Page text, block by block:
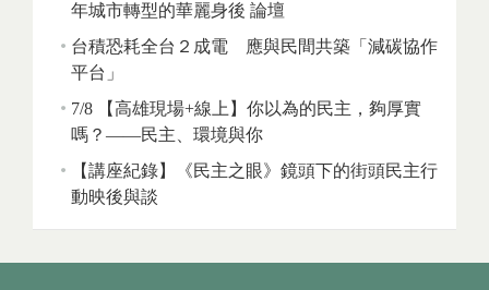
年城市轉型的華麗身後 論壇
台積恐耗全台２成電 應與民間共築「減碳協作
平台」
7/8 【高雄現場+線上】你以為的民主，夠厚實
嗎？——民主、環境與你
【講座紀錄】《民主之眼》鏡頭下的街頭民主行
動映後與談